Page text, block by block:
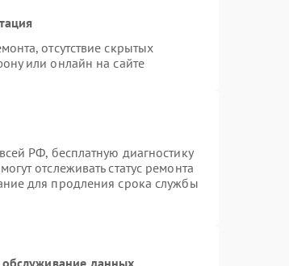
отсутствие скрытых
или онлайн на сайте
РФ, бесплатную диагностику
отслеживать статус ремонта
для продления срока службы
данных